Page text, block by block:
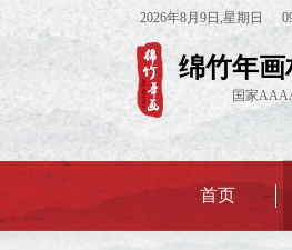
绵竹年画
国家AAAA
首页
2026年8月 9日 ,星期日